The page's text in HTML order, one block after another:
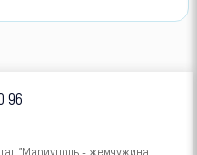
96
"Мариуполь - жемчужина